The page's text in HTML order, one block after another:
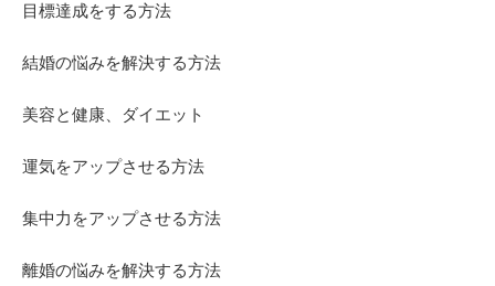
目標達成をする方法
結婚の悩みを解決する方法
美容と健康、ダイエット
運気をアップさせる方法
集中力をアップさせる方法
離婚の悩みを解決する方法